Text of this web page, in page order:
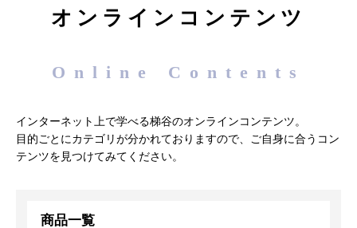
オンラインコンテンツ
Online Contents
インターネット上で学べる梯谷のオンラインコンテンツ。
目的ごとにカテゴリが分かれておりますので、ご自身に合うコン
テンツを見つけてみてください。
商品一覧